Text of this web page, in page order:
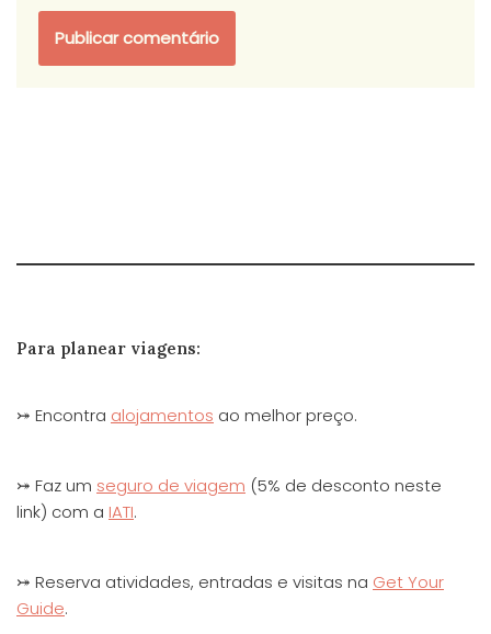
Para planear viagens:
⤖ Encontra alojamentos ao melhor preço.
⤖ Faz um seguro de viagem (5% de desconto neste
link) com a IATI.
⤖ Reserva atividades, entradas e visitas na Get Your
Guide.